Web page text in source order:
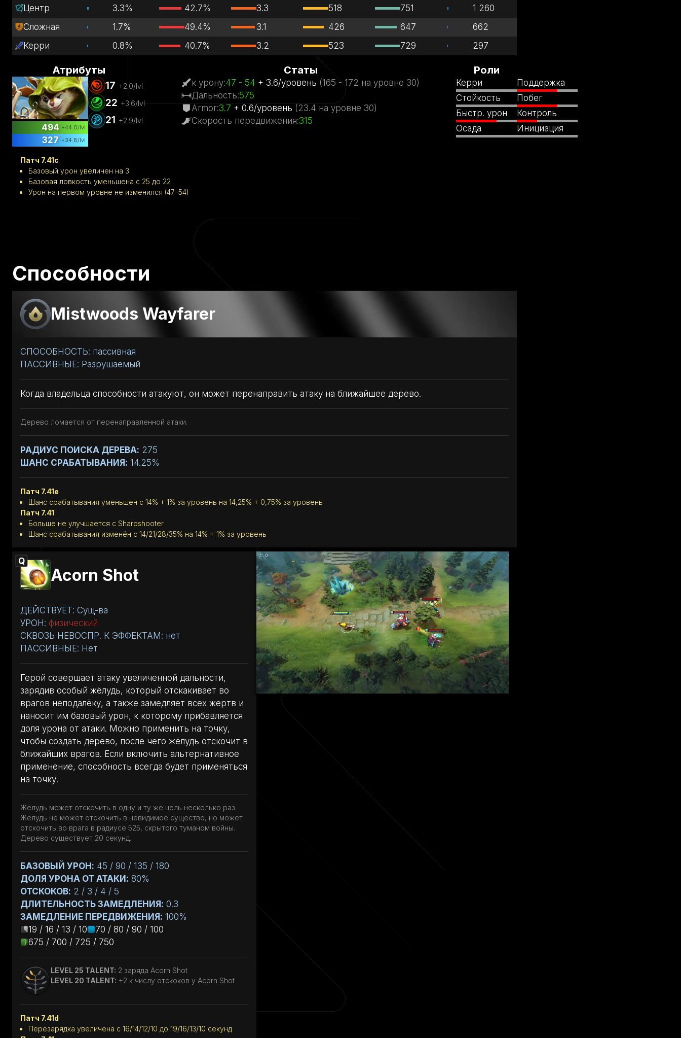
Центр
3.3% 42.7% 3.3 518 751
1 260
Сложная
1.7% 49.4% 3.1 426 647
662
Керри
0.8% 40.7% 3.2 523 729 297
Атрибуты
494 +44.0/lvl
327 +34.8/lvl
17 +2.0/lvl
22 +3.6/lvl
21 +2.9/lvl
Статы
к урону:47 - 54 + 3.6/уровень (165 - 172 на уровне 30)
Дальность:575
Armor:3.7 + 0.6/уровень (23.4 на уровне 30)
Скорость передвижения:315
Роли
Керри
Стойкость
Быстр. урон
Осада
Поддержка
Побег
Контроль
Инициация
Патч 7.41c
Базовый урон увеличен на 3
Базовая ловкость уменьшена с 25 до 22
Урон на первом уровне не изменился (47–54)
Способности
Mistwoods Wayfarer
СПОСОБНОСТЬ: пассивная
ПАССИВНЫЕ: Разрушаемый
Когда владельца способности атакуют, он может перенаправить атаку на ближайшее дерево.
Дерево ломается от перенаправленной атаки.
РАДИУС ПОИСКА ДЕРЕВА: 275
ШАНС СРАБАТЫВАНИЯ: 14.25%
Патч 7.41e
Шанс срабатывания уменьшен с 14% + 1% за уровень на 14,25% + 0,75% за уровень
Патч 7.41
Больше не улучшается с Sharpshooter
Шанс срабатывания изменён с 14/21/28/35% на 14% + 1% за уровень
Q
Acorn Shot
ДЕЙСТВУЕТ: Сущ-ва
УРОН: физический
СКВОЗЬ НЕВОСПР. К ЭФФЕКТАМ: нет
ПАССИВНЫЕ: Нет
Герой совершает атаку увеличенной дальности,
зарядив особый жёлудь, который отскакивает во
врагов неподалёку, а также замедляет всех жертв и
наносит им базовый урон, к которому прибавляется
доля урона от атаки. Можно применить на точку,
чтобы создать дерево, после чего жёлудь отскочит в
ближайших врагов. Если включить альтернативное
применение, способность всегда будет применяться
на точку.
Жёлудь может отскочить в одну и ту же цель несколько раз.
Жёлудь не может отскочить в невидимое существо, но может
отскочить во врага в радиусе 525, скрытого туманом войны.
Дерево существует 20 секунд.
БАЗОВЫЙ УРОН: 45 / 90 / 135 / 180
ДОЛЯ УРОНА ОТ АТАКИ: 80%
ОТСКОКОВ: 2 / 3 / 4 / 5
ДЛИТЕЛЬНОСТЬ ЗАМЕДЛЕНИЯ: 0.3
ЗАМЕДЛЕНИЕ ПЕРЕДВИЖЕНИЯ: 100%
19 / 16 / 13 / 10
70 / 80 / 90 / 100
675 / 700 / 725 / 750
LEVEL 25 TALENT: 2 заряда Acorn Shot
LEVEL 20 TALENT: +2 к числу отскоков у Acorn Shot
Патч 7.41d
Перезарядка увеличена с 16/14/12/10 до 19/16/13/10 секунд